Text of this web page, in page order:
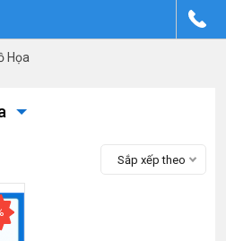
Họa
Sắp xếp theo